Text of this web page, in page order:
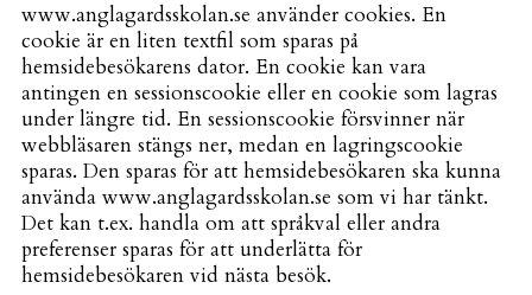
www.anglagardsskolan.se använder cookies. En
cookie är en liten textfil som sparas på
hemsidebesökarens dator. En cookie kan vara
antingen en sessionscookie eller en cookie som lagras
under längre tid. En sessionscookie försvinner när
webbläsaren stängs ner, medan en lagringscookie
sparas. Den sparas för att hemsidebesökaren ska kunna
använda www.anglagardsskolan.se som vi har tänkt.
Det kan t.ex. handla om att språkval eller andra
preferenser sparas för att underlätta för
hemsidebesökaren vid nästa besök.